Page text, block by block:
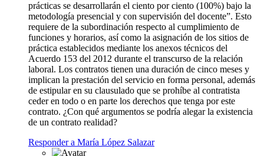
prácticas se desarrollarán el ciento por ciento (100%) bajo la
metodología presencial y con supervisión del docente”. Esto
requiere de la subordinación respecto al cumplimiento de
funciones y horarios, así como la asignación de los sitios de
práctica establecidos mediante los anexos técnicos del
Acuerdo 153 del 2012 durante el transcurso de la relación
laboral. Los contratos tienen una duración de cinco meses y
implican la prestación del servicio en forma personal, además
de estipular en su clausulado que se prohíbe al contratista
ceder en todo o en parte los derechos que tenga por este
contrato. ¿Con qué argumentos se podría alegar la existencia
de un contrato realidad?
Responder a María López Salazar